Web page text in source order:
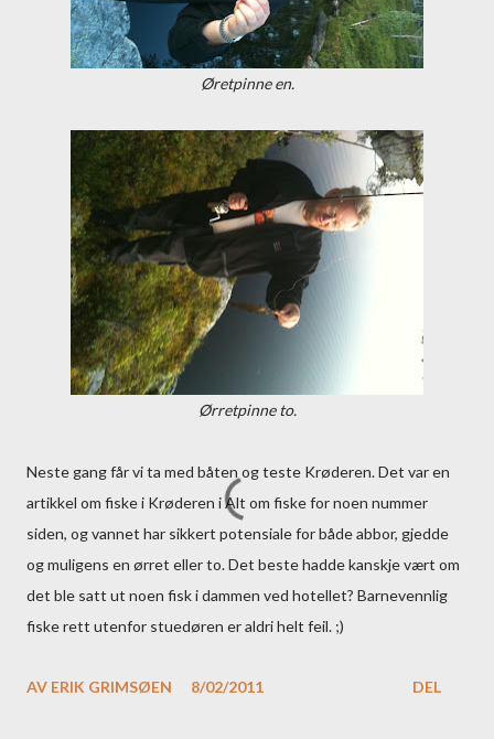
Øretpinne en.
Ørretpinne to.
Neste gang får vi ta med båten og teste Krøderen. Det var en
artikkel om fiske i Krøderen i Alt om fiske for noen nummer
siden, og vannet har sikkert potensiale for både abbor, gjedde
og muligens en ørret eller to. Det beste hadde kanskje vært om
det ble satt ut noen fisk i dammen ved hotellet? Barnevennlig
fiske rett utenfor stuedøren er aldri helt feil. ;)
AV ERIK GRIMSØEN 8/02/2011 DEL